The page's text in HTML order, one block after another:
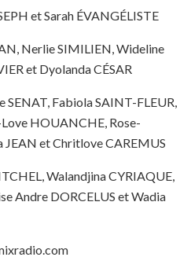
et Sarah ÉVANGÉLISTE
Nerlie SIMILIEN, Wideline
et Dyolanda CÉSAR
SENAT, Fabiola SAINT-FLEUR,
HOUANCHE, Rose-
JEAN et Chritlove CAREMUS
Walandjina CYRIAQUE,
Andre DORCELUS et Wadia